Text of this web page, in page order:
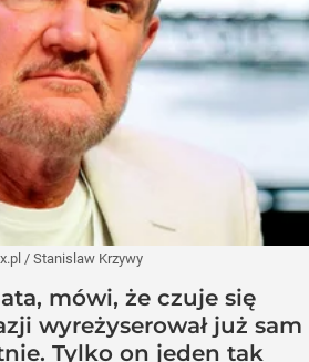
/ Stanislaw Krzywy
mówi, że czuje się
wyreżyserował już sam
Tylko on jeden tak